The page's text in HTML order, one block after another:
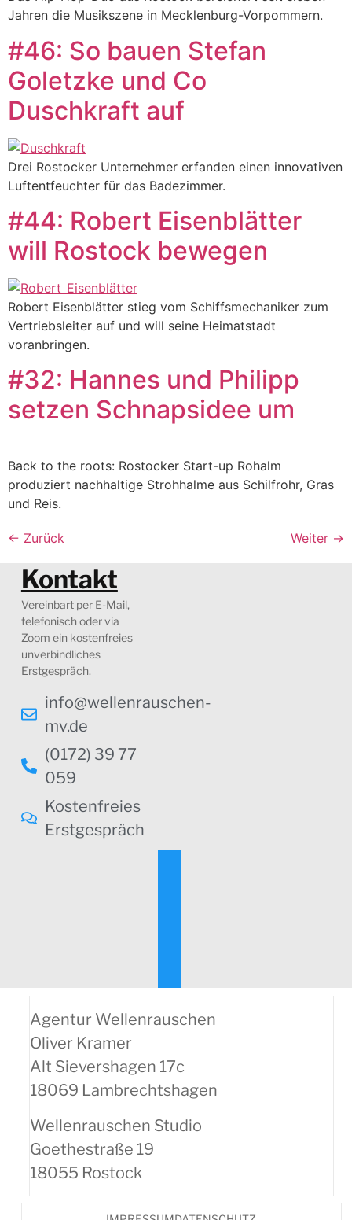
Jahren die Musikszene in Mecklenburg-Vorpommern.
#46: So bauen Stefan
Goletzke und Co
Duschkraft auf
Drei Rostocker Unternehmer erfanden einen innovativen
Luftentfeuchter für das Badezimmer.
#44: Robert Eisenblätter
will Rostock bewegen
Robert Eisenblätter stieg vom Schiffsmechaniker zum
Vertriebsleiter auf und will seine Heimatstadt
voranbringen.
#32: Hannes und Philipp
setzen Schnapsidee um
Back to the roots: Rostocker Start-up Rohalm
produziert nachhaltige Strohhalme aus Schilfrohr, Gras
und Reis.
← Zurück Weiter →
Kontakt
Vereinbart per E-Mail,
telefonisch oder via
Zoom ein kostenfreies
unverbindliches
Erstgespräch.
info@wellenrauschen-
mv.de
(0172) 39 77
059
Kostenfreies
Erstgespräch
Agentur Wellenrauschen
Oliver Kramer
Alt Sievershagen 17c
18069 Lambrechtshagen
Wellenrauschen Studio
Goethestraße 19
18055 Rostock